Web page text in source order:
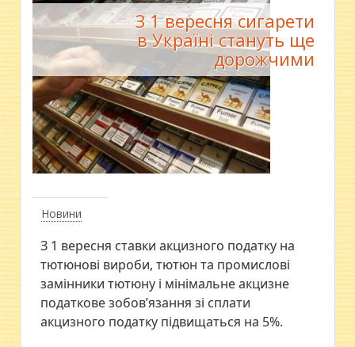
Новини
З 1 вересня сигарети
в Україні стануть ще
дорожчими
З 1 вересня ставки акцизного податку на
тютюнові вироби, тютюн та промислові
замінники тютюну і мінімальне акцизне
податкове зобов’язання зі сплати
акцизного податку підвищаться на 5%.